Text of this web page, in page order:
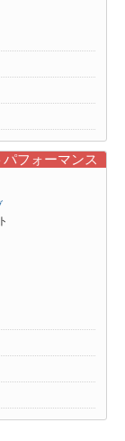
パフォーマンス